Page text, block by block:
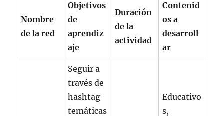
Nombre
de la red
Objetivos
de
aprendiz
aje
Duración
de la
actividad
Contenid
os a
desarroll
ar
Seguir a
través de
hashtag
temáticas
Educativo
s,